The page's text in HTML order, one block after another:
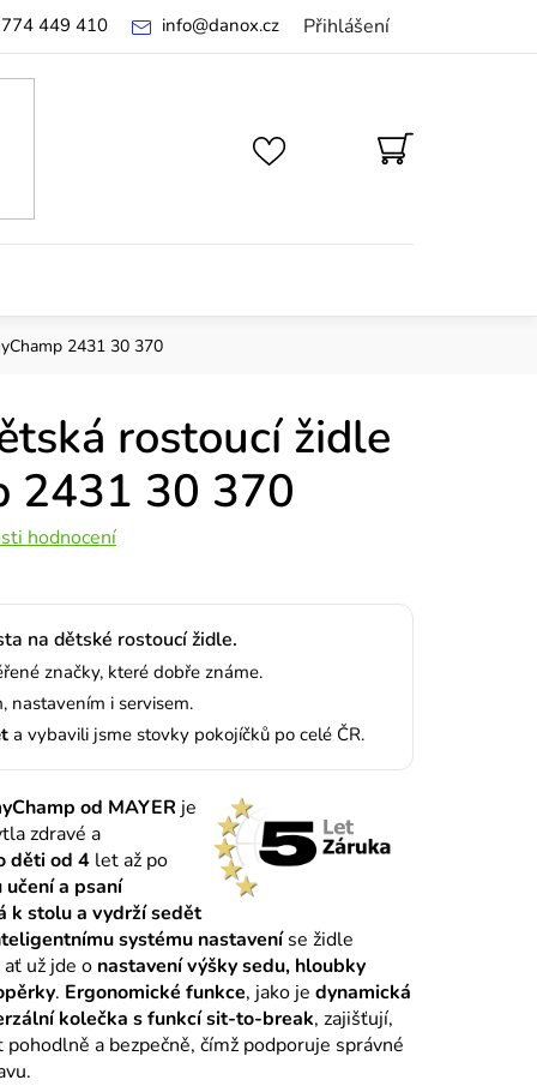
Přihlášení
info@danox.cz
449 410
NÁKUPNÍ
KOŠÍK
2431 30 370
rostoucí židle
2431 30 370
hodnocení
na dětské rostoucí židle.
značky, které dobře známe.
nastavením i servisem.
a vybavili jsme stovky pokojíčků po celé ČR.
od MAYER je
zdravé a
děti od 4let až po
a psaní
k stolu a vydrží sedět
systému nastaveníse židle
už jde o nastavení výšky sedu, hloubky
. Ergonomické funkce, jako je dynamická
kolečka s funkcí sit-to-break, zajišťují,
a bezpečně, čímž podporuje správné